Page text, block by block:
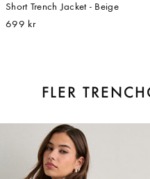
Short Trench Jacket - Beige
699 kr
FLER